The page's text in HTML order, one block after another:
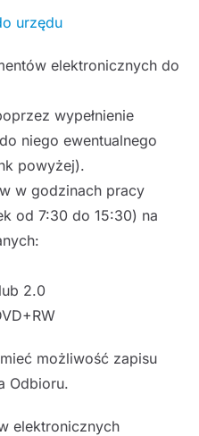
urzędu
elektronicznych do
wypełnienie
niego ewentualnego
powyżej).
w godzinach pracy
od 7:30 do 15:30) na
2.0
możliwość zapisu
Odbioru.
elektronicznych